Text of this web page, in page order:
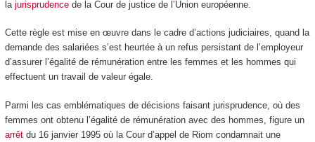
la jurisprudencede la Cour de justice de l’Union européenne.
Cette règle est mise en œuvre dans le cadre d’actions judiciaires, quand la
demande des salariées s’est heurtée à un refus persistant de l’employeur
d’assurer l’égalité de rémunération entre les femmes et les hommes qui
effectuent un travail de valeur égale.
Parmi les cas emblématiques de décisions faisant jurisprudence, où des
femmes ont obtenu l’égalité de rémunération avec des hommes, figure un
arrêtdu 16 janvier 1995 où la Cour d’appel de Riom condamnait une